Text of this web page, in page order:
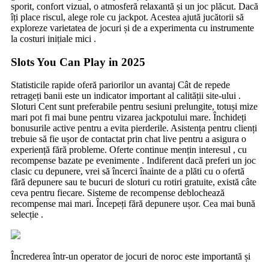
sporit, confort vizual, o atmosferă relaxantă și un joc plăcut. Dacă
îți place riscul, alege role cu jackpot. Acestea ajută jucătorii să
exploreze varietatea de jocuri și de a experimenta cu instrumente
la costuri inițiale mici .
Slots You Can Play in 2025
Statisticile rapide oferă pariorilor un avantaj Cât de repede
retrageți banii este un indicator important al calității site-ului .
Sloturi Cent sunt preferabile pentru sesiuni prelungite, totuși mize
mari pot fi mai bune pentru vizarea jackpotului mare. Închideți
bonusurile active pentru a evita pierderile. Asistența pentru clienți
trebuie să fie ușor de contactat prin chat live pentru a asigura o
experiență fără probleme. Oferte continue mențin interesul , cu
recompense bazate pe evenimente . Indiferent dacă preferi un joc
clasic cu depunere, vrei să încerci înainte de a plăti cu o ofertă
fără depunere sau te bucuri de sloturi cu rotiri gratuite, există câte
ceva pentru fiecare. Sisteme de recompense deblochează
recompense mai mari. Începeți fără depunere ușor. Cea mai bună
selecție .
Încrederea într-un operator de jocuri de noroc este importantă și